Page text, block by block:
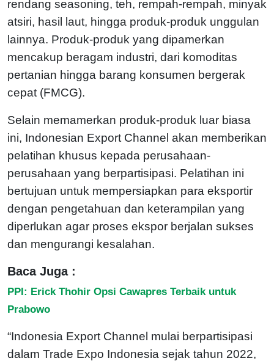
rendang seasoning, teh, rempah-rempah, minyak
atsiri, hasil laut, hingga produk-produk unggulan
lainnya. Produk-produk yang dipamerkan
mencakup beragam industri, dari komoditas
pertanian hingga barang konsumen bergerak
cepat (FMCG).
Selain memamerkan produk-produk luar biasa
ini, Indonesian Export Channel akan memberikan
pelatihan khusus kepada perusahaan-
perusahaan yang berpartisipasi. Pelatihan ini
bertujuan untuk mempersiapkan para eksportir
dengan pengetahuan dan keterampilan yang
diperlukan agar proses ekspor berjalan sukses
dan mengurangi kesalahan.
Baca Juga :
PPI: Erick Thohir Opsi Cawapres Terbaik untuk
Prabowo
“Indonesia Export Channel mulai berpartisipasi
dalam Trade Expo Indonesia sejak tahun 2022,